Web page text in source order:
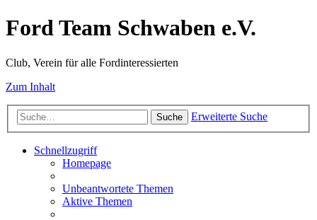
Ford Team Schwaben e.V.
Club, Verein für alle Fordinteressierten
Zum Inhalt
Suche Erweiterte Suche
Schnellzugriff
Homepage
Unbeantwortete Themen
Aktive Themen